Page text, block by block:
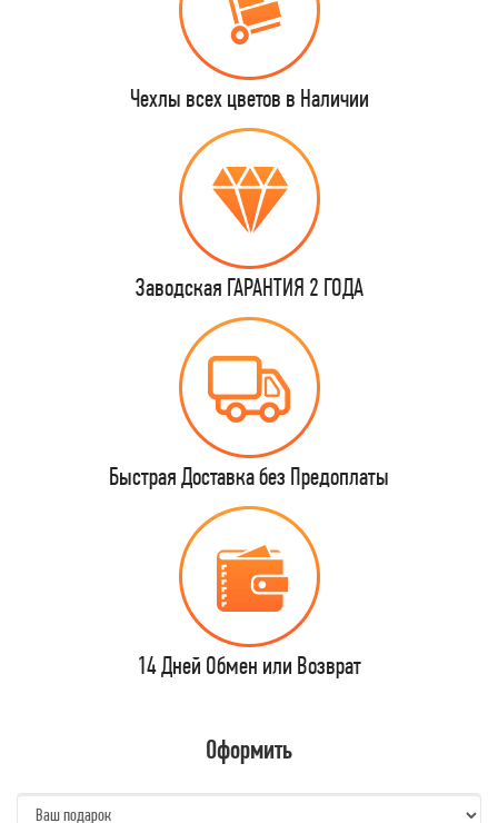
Чехлы всех цветов в Наличии
Заводская ГАРАНТИЯ 2 ГОДА
Быстрая Доставка без Предоплаты
14 Дней Обмен или Возврат
Оформить